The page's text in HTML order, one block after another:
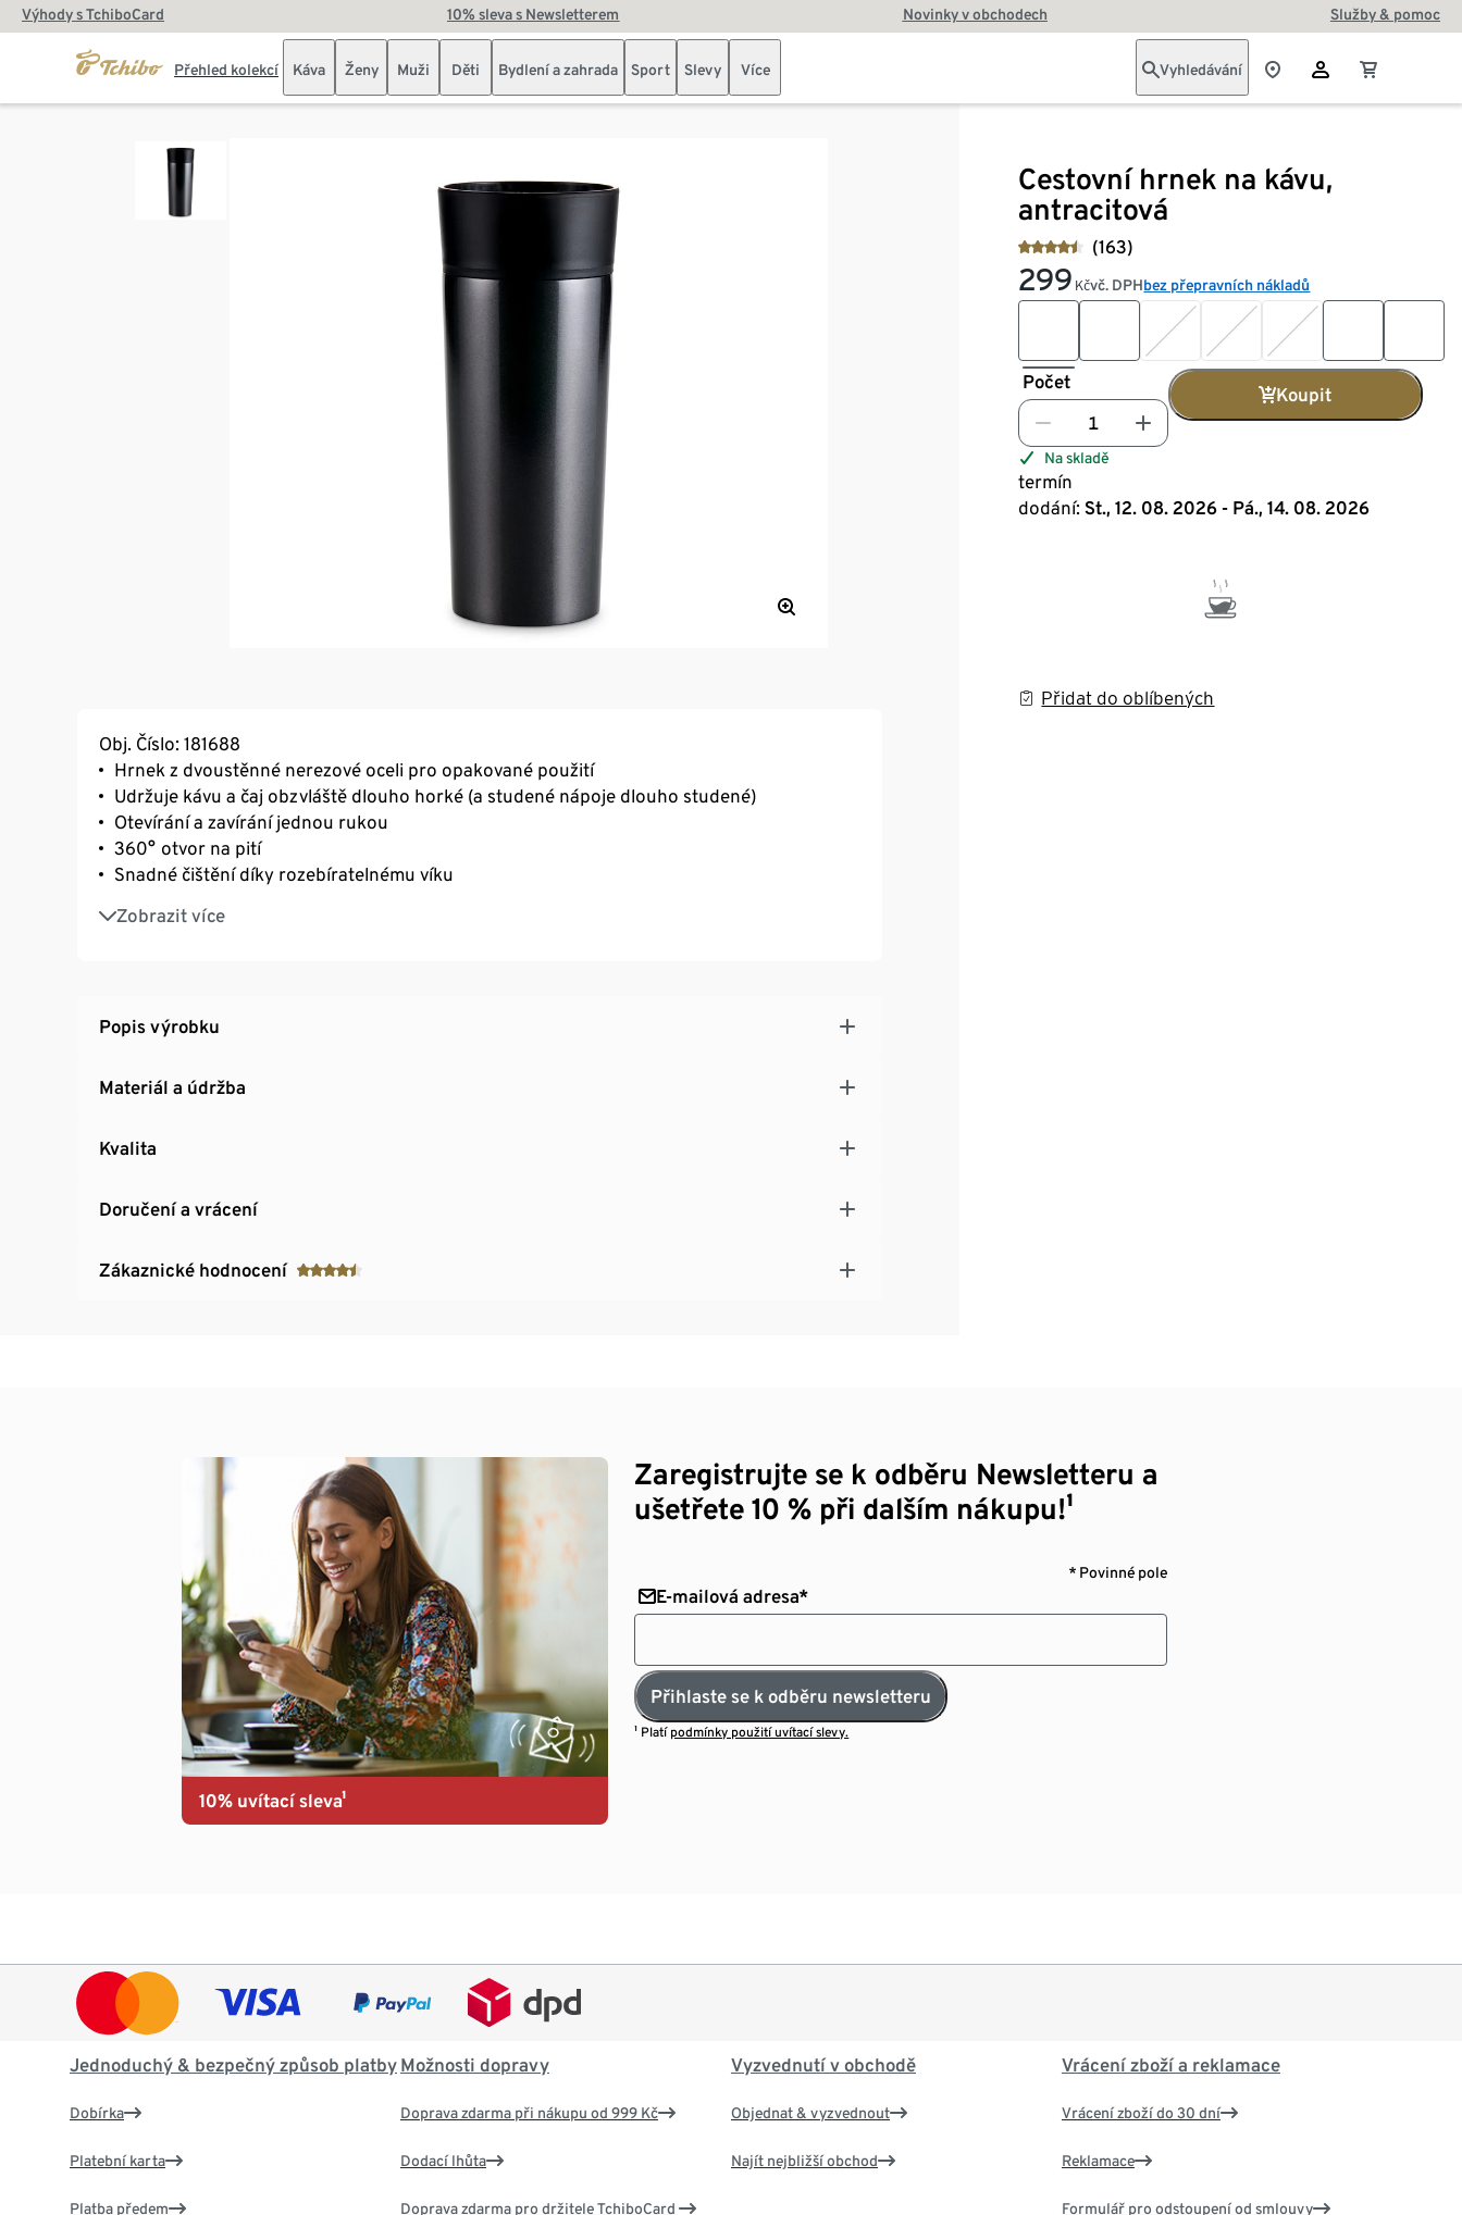
Výhody s TchiboCard 10% sleva s Newsletterem Novinky v obchodech Služby & pomoc
Přehled kolekcí Káva Ženy Muži Děti Bydlení a zahrada Sport Slevy Více Vyhledávání
Cestovní hrnek na kávu,
antracitová
(163)
299 Kčvč. DPHbez přepravních nákladů
Počet
Koupit
Na skladě
termín
dodání: St., 12. 08. 2026 - Pá., 14. 08. 2026
Přidat do oblíbených
Obj. Číslo: 181688
Hrnek z dvoustěnné nerezové oceli pro opakované použití
Udržuje kávu a čaj obzvláště dlouho horké (a studené nápoje dlouho studené)
Otevírání a zavírání jednou rukou
360° otvor na pití
Snadné čištění díky rozebíratelnému víku
Zobrazit více
Objem cca 300 ml
Lze mýt v myčce (program ECO při teplotě 55 °C)
Popis výrobku
Materiál a údržba
Kvalita
Doručení a vrácení
Zákaznické hodnocení
10% uvítací sleva¹
Zaregistrujte se k odběru Newsletteru a
ušetřete 10 % při dalším nákupu!¹
* Povinné pole
E-mailová adresa*
Přihlaste se k odběru newsletteru
¹ Platí podmínky použití uvítací slevy.
Jednoduchý & bezpečný způsob platby
Dobírka
Platební karta
Platba předem
Možnosti dopravy
Doprava zdarma při nákupu od 999 Kč
Dodací lhůta
Doprava zdarma pro držitele TchiboCard
Vyzvednutí v obchodě
Objednat & vyzvednout
Najít nejbližší obchod
Vrácení zboží a reklamace
Vrácení zboží do 30 dní
Reklamace
Formulář pro odstoupení od smlouvy